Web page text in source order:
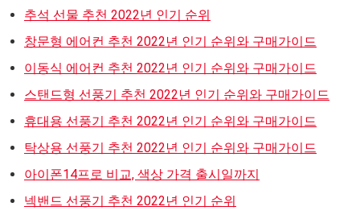
추석 선물 추천 2022년 인기 순위
창문형 에어컨 추천 2022년 인기 순위와 구매가이드
이동식 에어컨 추천 2022년 인기 순위와 구매가이드
스탠드형 선풍기 추천 2022년 인기 순위와 구매가이드
휴대용 선풍기 추천 2022년 인기 순위와 구매가이드
탁상용 선풍기 추천 2022년 인기 순위와 구매가이드
아이폰14프로 비교, 색상 가격 출시일까지
넥밴드 선풍기 추천 2022년 인기 순위